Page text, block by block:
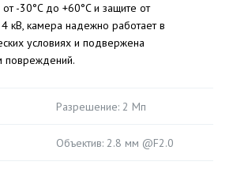
-30°C до +60°C и защите от
кВ, камера надежно работает в
условиях и подвержена
повреждений.
Разрешение: 2 Мп
Объектив: 2.8 мм @F2.0